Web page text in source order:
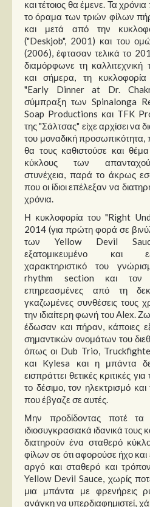
Small Talk
Blog
και τέτοιος θα έμενε. Τα
το όραμα των τριών φίλων
και μετά από την
("Deskjob", 2001) και του
(2006), έφτασαν τελικά το
διαμόρφωνε τη καλλιτεχνική
και σήμερα, τη κυκλοφορία
"Early Dinner at Dr.
σύμπραξη των Spinalonga
Soap Productions και TFK
της "Σάλτσας" είχε αρχίσει να
του μοναδική
θα τους καθιστούσε και
κύκλους των
στυνέχεια, παρά το άκρως
που οι ίδιοι επέλεξαν να
χρόνια.
Η κυκλοφορία του "Right
2014 (για πρώτη φορά σε
των Yellow Devil
εξατομικευμένο και
χαρακτηριστικό του
rhythm section και
επηρεασμένες από τη
γκαζωμένες συνθέσεις τους
την ιδιαίτερη φωνή του Alex.
έδωσαν και πήραν, κάποιες
σημαντικών ονομάτων του
όπως οι Dub Trio,
και Kylesa και η μπάντα
εισπράττει θετικές κριτικές
το δέσιμο, τον ηλεκτρισμό και
που έβγαζε σε αυτές.
Μην προδίδοντας ποτέ τα
ιδιοσυγκρασιακά ιδανικά τους
διατηρούν ένα σταθερό
φίλων σε ότι αφορούσε ήχο και
αργό και σταθερό και
Yellow Devil Sauce, χωρίς
μια μπάντα με φρενήρεις
ανάγκη να υπερδιαφημιστεί,